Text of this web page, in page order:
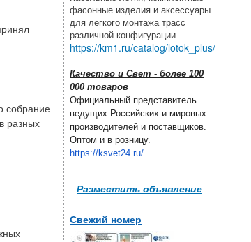
собрание
разных
фасонные изделия и аксессуары
для легкого монтажа трасс
различной конфигурации
https://km1.ru/catalog/lotok_plus/
Качество и Свет - более 100
000 товаров
Официальный представитель
ведущих Российских и мировых
производителей и поставщиков.
Оптом и в розницу.
https://ksvet24.ru/
Разместить объявление
Свежий номер